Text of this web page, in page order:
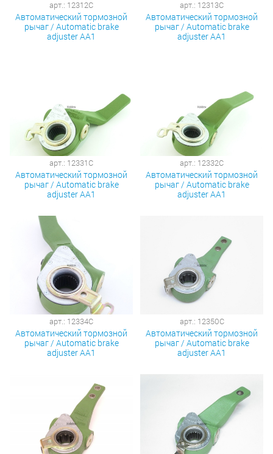
арт.: 12312C
Автоматический тормозной
рычаг / Automatic brake
adjuster AA1
арт.: 12313C
Автоматический тормозной
рычаг / Automatic brake
adjuster AA1
арт.: 12331C
Автоматический тормозной
рычаг / Automatic brake
adjuster AA1
арт.: 12332C
Автоматический тормозной
рычаг / Automatic brake
adjuster AA1
арт.: 12334C
Автоматический тормозной
рычаг / Automatic brake
adjuster AA1
арт.: 12350C
Автоматический тормозной
рычаг / Automatic brake
adjuster AA1